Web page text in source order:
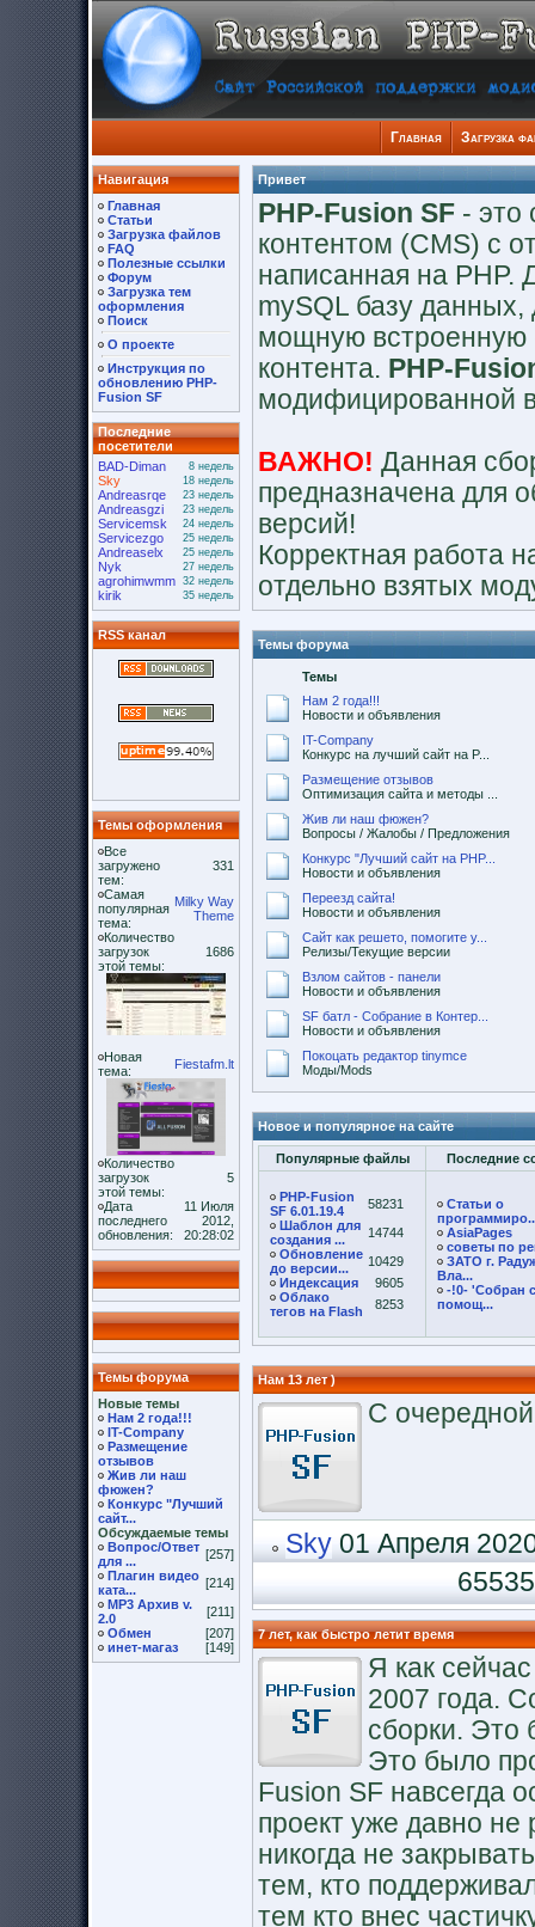
Главная Загрузка
Навигация
Главная
Статьи
Загрузка файлов
FAQ
Полезные ссылки
Форум
Загрузка тем
оформления
Поиск
О проекте
Инструкция по
обновлению PHP-
Fusion SF
Последние
посетители
BAD-Diman
8 недель
Sky 18 недель
Andreasrqe 23 недель
Andreasgzi 23 недель
Servicemsk 24 недель
Servicezgo 25 недель
Andreaselx 25 недель
Nyk 27 недель
agrohimwmm 32 недель
kirik 35 недель
RSS канал
Темы оформления
Все
загружено
тем:
331
Самая
популярная
тема:
Milky Way
Theme
Количество
загрузок
этой темы:
1686
Новая
тема:
Fiestafm.lt
Количество
загрузок
этой темы:
5
Дата
последнего
обновления:
11 Июля
2012,
20:28:02
Темы форума
Новые темы
Нам 2 года!!!
IT-Company
Размещение
отзывов
Жив ли наш
фюжен?
Конкурс "Лучший
сайт...
Обсуждаемые темы
Вопрос/Ответ
для ...
[257]
Плагин видео
ката...
[214]
MP3 Архив v.
2.0
[211]
Обмен
[207]
инет-магаз
[149]
Привет
PHP-Fusion SF - это
контентом (CMS) с
написанная на PHP.
mySQL базу
мощную встроенную
контента. PHP-
модифицированной
ВАЖНО! Данная
предназначена для
версий!
Корректная работа
отдельно взятых
Темы форума
Темы
Нам 2 года!!!
Новости и объявления
IT-Company
Конкурс на лучший сайт на P...
Размещение отзывов
Оптимизация сайта и методы ...
Жив ли наш фюжен?
Вопросы / Жалобы / Предложения
Конкурс "Лучший сайт на PHP...
Новости и объявления
Переезд сайта!
Новости и объявления
Сайт как решето, помогите у...
Релизы/Текущие версии
Взлом сайтов - панели
Новости и объявления
SF батл - Собрание в Контер...
Новости и объявления
Покоцать редактор tinymce
Моды/Mods
Новое и популярное на сайте
Популярные файлы Последние
PHP-Fusion
SF 6.01.19.4
58231
Шаблон для
создания ...
14744
Обновление
до версии...
10429
Индексация
9605
Облако
тегов на Flash
8253
Статьи о
AsiaPages
советы по
ЗАТО г.
Вла...
-!0- 'Собран с
помощ...
Нам 13 лет )
С
Sky01 Апреля
7 лет, как быстро летит время
Я как
2007 года.
сборки. Это
Это было
Fusion SF навсегда
проект уже давно не
никогда не
тем, кто
тем кто внес